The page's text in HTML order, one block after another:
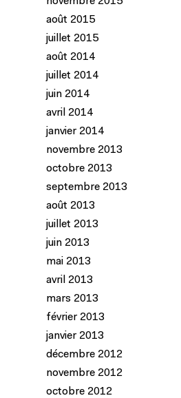
août 2015
juillet 2015
août 2014
juillet 2014
juin 2014
avril 2014
janvier 2014
novembre 2013
octobre 2013
septembre 2013
août 2013
juillet 2013
juin 2013
mai 2013
avril 2013
mars 2013
février 2013
janvier 2013
décembre 2012
novembre 2012
octobre 2012